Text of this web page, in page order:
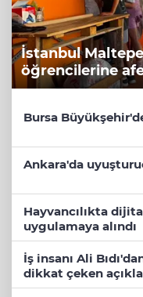
İstanbul
öğrencilerine
Bursa
Ankara'da
Hayvancılıkta
uygulamaya alındı
İş insanı Ali
dikkat çeken
mucizesi